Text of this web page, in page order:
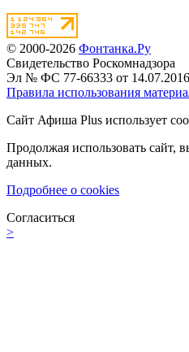
© 2000-2026 Фонтанка.Ру
Свидетельство Роскомнадзора
Эл № ФС 77-66333 от 14.07.2016
Правила использования
Сайт Афиша Plus использует
Продолжая использовать сайт,
данных.
Подробнее о cookies
Согласиться
>